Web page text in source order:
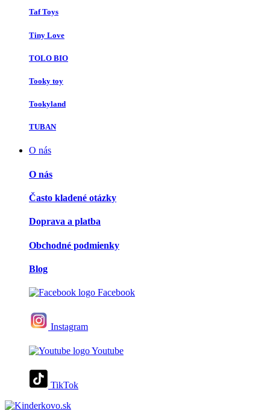
Taf Toys
Tiny Love
TOLO BIO
Tooky toy
Tookyland
TUBAN
O nás
O nás
Často kladené otázky
Doprava a platba
Obchodné podmienky
Blog
Facebook
Instagram
Youtube
TikTok